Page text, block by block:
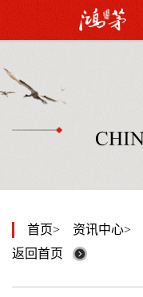
首页 资讯中心
返回首页